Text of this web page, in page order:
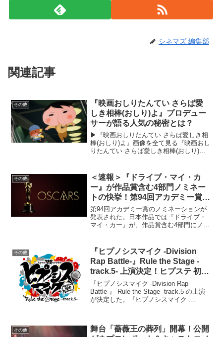
シネマズ 編集部
関連記事
その他
『映画おしりたんてい さらば愛
しき相棒(おしり)よ』プロデュー
サーが語る人気の秘密とは？
▶︎『映画おしりたんてい さらば愛しき相
棒(おしり)よ』画像を全て見る『映画おし
りたんてい さらば愛しき相棒(おしり)
累計発行部数1000万部を超えるトロル...
その他
＜速報＞『ドライブ・マイ・カ
ー』が作品賞含む4部門ノミネー
トの快挙！第94回アカデミー賞ノ
ミネーション発表！
第94回アカデミー賞のノミネーションが
発表された。日本作品では『ドライブ・
マイ・カー』が、作品賞含む4部門にノミ
2022年3月27日に開催予定となってい
る。第94回アカ...
その他
『ヒプノシスマイク -Division
Rap Battle-』Rule the Stage -
track.5- 上演決定！ヒプステ 初の
『過去編 』
『ヒプノシスマイク -Division Rap
Battle-』 Rule the Stage -track.5-の上演
が決定した。『ヒプノシスマイク-
その他
舞台「薔薇王の葬列」開幕！公開